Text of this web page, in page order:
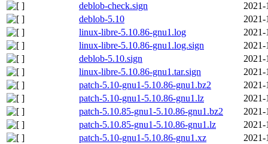
deblob-check.sign
2021-
deblob-5.10
2021-
linux-libre-5.10.86-gnu1.log
2021-
linux-libre-5.10.86-gnu1.log.sign
2021-
deblob-5.10.sign
2021-
linux-libre-5.10.86-gnu1.tar.sign
2021-
patch-5.10-gnu1-5.10.86-gnu1.bz2
2021-
patch-5.10-gnu1-5.10.86-gnu1.lz
2021-
patch-5.10.85-gnu1-5.10.86-gnu1.bz2
2021-
patch-5.10.85-gnu1-5.10.86-gnu1.lz
2021-
patch-5.10-gnu1-5.10.86-gnu1.xz
2021-